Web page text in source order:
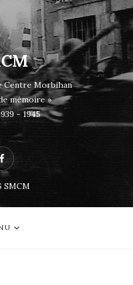
Centre Morbihan
mémoire »
- 1945
Facebook
SMCM